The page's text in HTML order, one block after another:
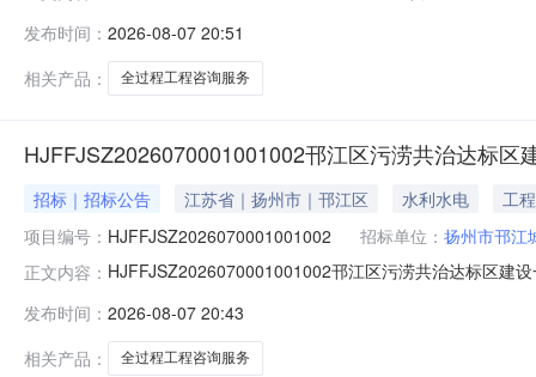
发布时间： 2026-08-07 20:51
相关产品：
全过程工程咨询服务
HJFFJSZ2026070001001002邗江区污涝共治达标
招标｜招标公告 江苏省｜扬州市｜邗江区 水利水电
工程
项目编号： HJFFJSZ2026070001001002 招标单位： 扬州市邗江
正文内容： HJFFJSZ2026070001001002邗江区污涝共治达标区建
已由扬州市邗江区数据局以扬邗数据综审[2026]16号批
目
发布时间： 2026-08-07 20:43
相关产品：
全过程工程咨询服务